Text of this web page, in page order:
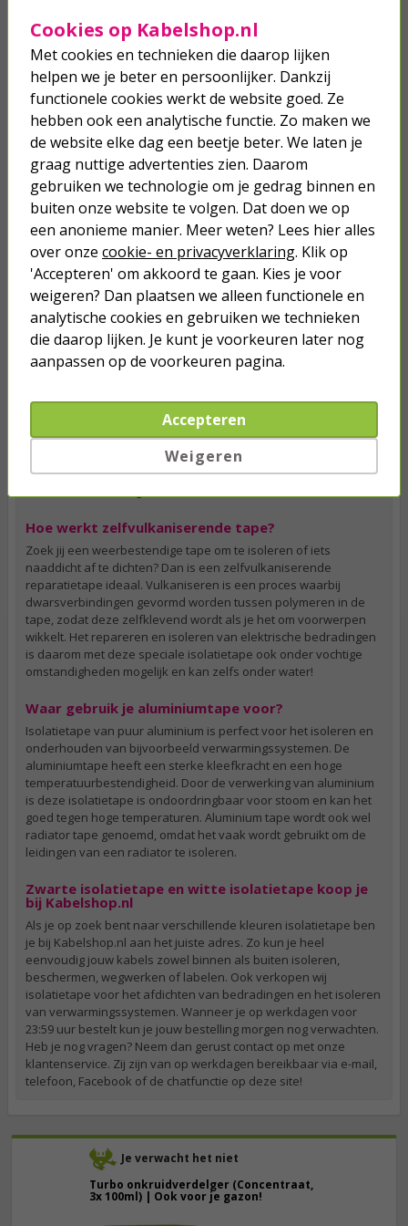
Je verwacht het niet
Turbo onkruidverdelger (Concentraat,
3x 100ml) | Ook voor je gazon!
binnen als buiten beschermen tegen invloeden van buitenaf.
Daarbij kun je deze tape ook gebruiken om kabels te labelen of
weg te werken. Naast de duurzame 3M templex tape verkopen
wij bij Kabelshop ook zelfvulkaniserende tape en
aluminiumtape.
Waarvoor gebruik je isolatietape?
Als je buiten veel kabels hebt lopen naar bijvoorbeeld jouw
tuinlampjes wil je natuurlijk dat deze zo goed mogelijk
beschermd worden tegen allerlei weersomstandigheden. Dit is
heel eenvoudig te regelen met isolatietape. Bovendien kun je
deze tape ook gebruiken om de kabels tegelijkertijd netjes weg
te werken. Zo ziet jouw tuin er weer strak uit. Wil jij jouw
tuinlampjes ook nog eenvoudig bevestigen? Schaf dan ook
direct montagetape aan.
Isolerende tape: de kabeltape die je zoekt
De isolatie tapes die wij bij Kabelshop.nl verkopen hebben
allerlei verschillende kleuren. Dit is extra handig voor het
labelen van kabels. Hang bijvoorbeeld een blauw label aan de
niet eerst op onderzoek uit welke kabel je eruit moet halen bij
storing en trek je nooit meer de verkeerde kabel uit het
stopcontact. Dit is helemaal ideaal op kantoor omdat hier
uiteraard meerdere computers in dezelfde ruimte staan. Liever
niet aan de slag met tape? Dan is kabelbinder klittenband in
Hoe werkt zelfvulkaniserende tape?
Zoek jij een weerbestendige tape om te isoleren of iets
naaddicht af te dichten? Dan is een zelfvulkaniserende
reparatietape ideaal. Vulkaniseren is een proces waarbij
dwarsverbindingen gevormd worden tussen polymeren in de
tape, zodat deze zelfklevend wordt als je het om voorwerpen
wikkelt. Het repareren en isoleren van elektrische bedradingen
is daarom met deze speciale isolatietape ook onder vochtige
omstandigheden mogelijk en kan zelfs onder water!
Waar gebruik je aluminiumtape voor?
Isolatietape van puur aluminium is perfect voor het isoleren en
onderhouden van bijvoorbeeld verwarmingssystemen. De
aluminiumtape heeft een sterke kleefkracht en een hoge
temperatuurbestendigheid. Door de verwerking van aluminium
is deze isolatietape is ondoordringbaar voor stoom en kan het
goed tegen hoge temperaturen. Aluminium tape wordt ook wel
radiator tape genoemd, omdat het vaak wordt gebruikt om de
leidingen van een radiator te isoleren.
Zwarte isolatietape en witte isolatietape koop je
bij Kabelshop.nl
Als je op zoek bent naar verschillende kleuren isolatietape ben
je bij Kabelshop.nl aan het juiste adres. Zo kun je heel
eenvoudig jouw kabels zowel binnen als buiten isoleren,
beschermen, wegwerken of labelen. Ook verkopen wij
isolatietape voor het afdichten van bedradingen en het isoleren
van verwarmingssystemen. Wanneer je op werkdagen voor
23:59 uur bestelt kun je jouw bestelling morgen nog verwachten.
Heb je nog vragen? Neem dan gerust contact op met onze
klantenservice. Zij zijn van op werkdagen bereikbaar via e-mail,
telefoon, Facebook of de chatfunctie op deze site!
Cookies op Kabelshop.nl
Met cookies en technieken die daarop lijken
helpen we je beter en persoonlijker. Dankzij
functionele cookies werkt de website goed. Ze
hebben ook een analytische functie. Zo maken we
de website elke dag een beetje beter. We laten je
graag nuttige advertenties zien. Daarom
gebruiken we technologie om je gedrag binnen en
buiten onze website te volgen. Dat doen we op
een anonieme manier. Meer weten? Lees hier alles
over onze cookie- en privacyverklaring. Klik op
'Accepteren' om akkoord te gaan. Kies je voor
weigeren? Dan plaatsen we alleen functionele en
analytische cookies en gebruiken we technieken
die daarop lijken. Je kunt je voorkeuren later nog
aanpassen op de voorkeuren pagina.
Accepteren
Weigeren